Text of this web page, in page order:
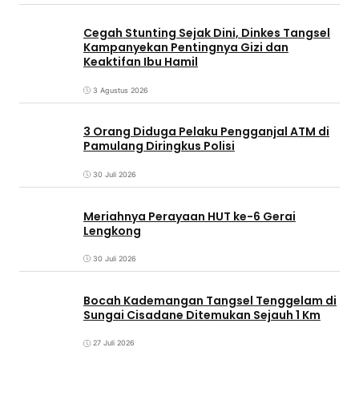
Cegah Stunting Sejak Dini, Dinkes Tangsel
Kampanyekan Pentingnya Gizi dan
Keaktifan Ibu Hamil
3 Agustus 2026
3 Orang Diduga Pelaku Pengganjal ATM di
Pamulang Diringkus Polisi
30 Juli 2026
Meriahnya Perayaan HUT ke-6 Gerai
Lengkong
30 Juli 2026
Bocah Kademangan Tangsel Tenggelam di
Sungai Cisadane Ditemukan Sejauh 1 Km
27 Juli 2026